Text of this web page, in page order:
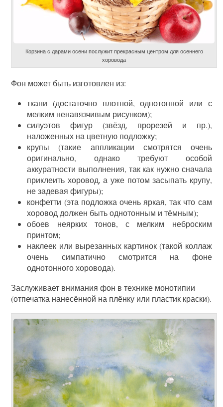
Корзина с дарами осени послужит прекрасным центром для осеннего
хоровода
Фон может быть изготовлен из:
ткани (достаточно плотной, однотонной или с
мелким ненавязчивым рисунком);
силуэтов фигур (звёзд, прорезей и пр.),
наложенных на цветную подложку;
крупы (такие аппликации смотрятся очень
оригинально, однако требуют особой
аккуратности выполнения, так как нужно сначала
приклеить хоровод, а уже потом засыпать крупу,
не задевая фигуры);
конфетти (эта подложка очень яркая, так что сам
хоровод должен быть однотонным и тёмным);
обоев неярких тонов, с мелким неброским
принтом;
наклеек или вырезанных картинок (такой коллаж
очень симпатично смотрится на фоне
однотонного хоровода).
Заслуживает внимания фон в технике монотипии
(отпечатка нанесённой на плёнку или пластик краски).